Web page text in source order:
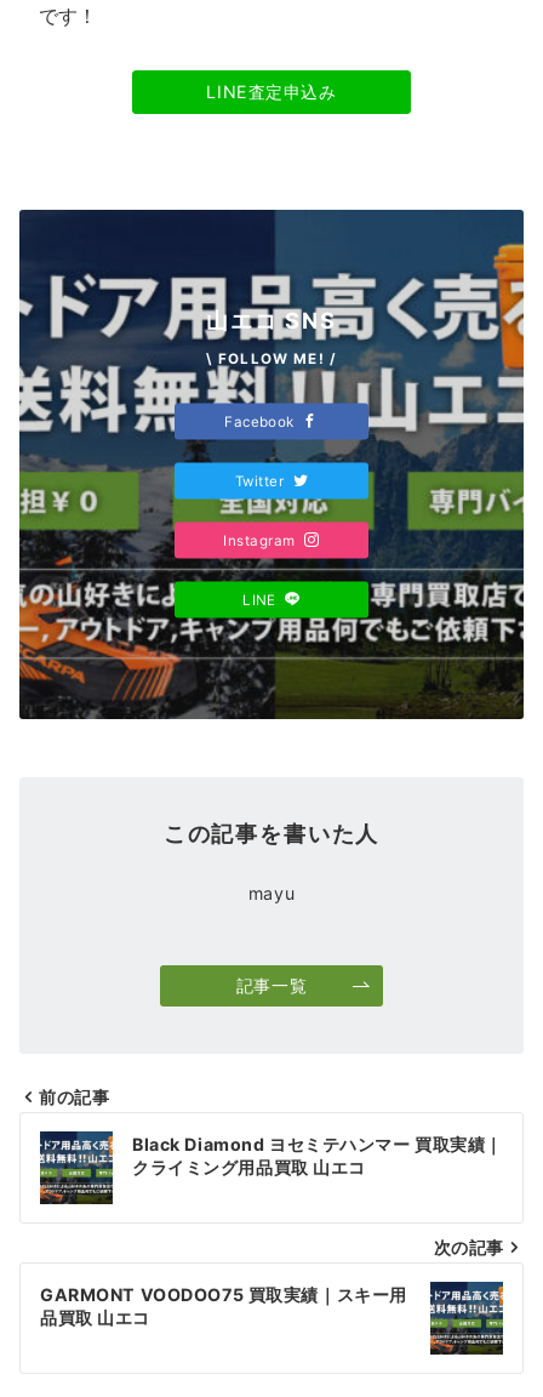
です！
LINE査定申込み
山エコ SNS
\ FOLLOW ME! /
Facebook
Twitter
Instagram
LINE
この記事を書いた人
mayu
記事一覧
投
稿
ナ
ビ
ゲ
ー
シ
前の記事
Black Diamond ヨセミテハンマー 買取実績｜
クライミング用品買取 山エコ
次の記事
GARMONT VOODOO75 買取実績｜スキー用
品買取 山エコ